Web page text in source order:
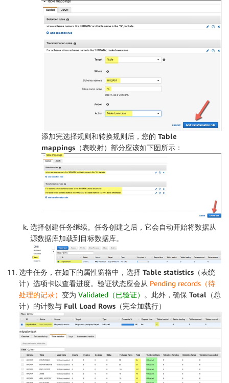
添加完选择规则和转换规则后，您的 Table
mappings（表映射） 部分应该如下图所示：
选择创建任务继续。任务创建之后，它会自动开始将数据从
源数据库加载到目标数据库。
选中任务，在如下的属性窗格中，选择 Table statistics（表统
计） 选项卡以查看进度。验证状态应会从 Pending records（待
处理的记录） 变为 Validated（已验证） 。此外，确保 Total（总
计） 的计数与 Full Load Rows（完全加载行）